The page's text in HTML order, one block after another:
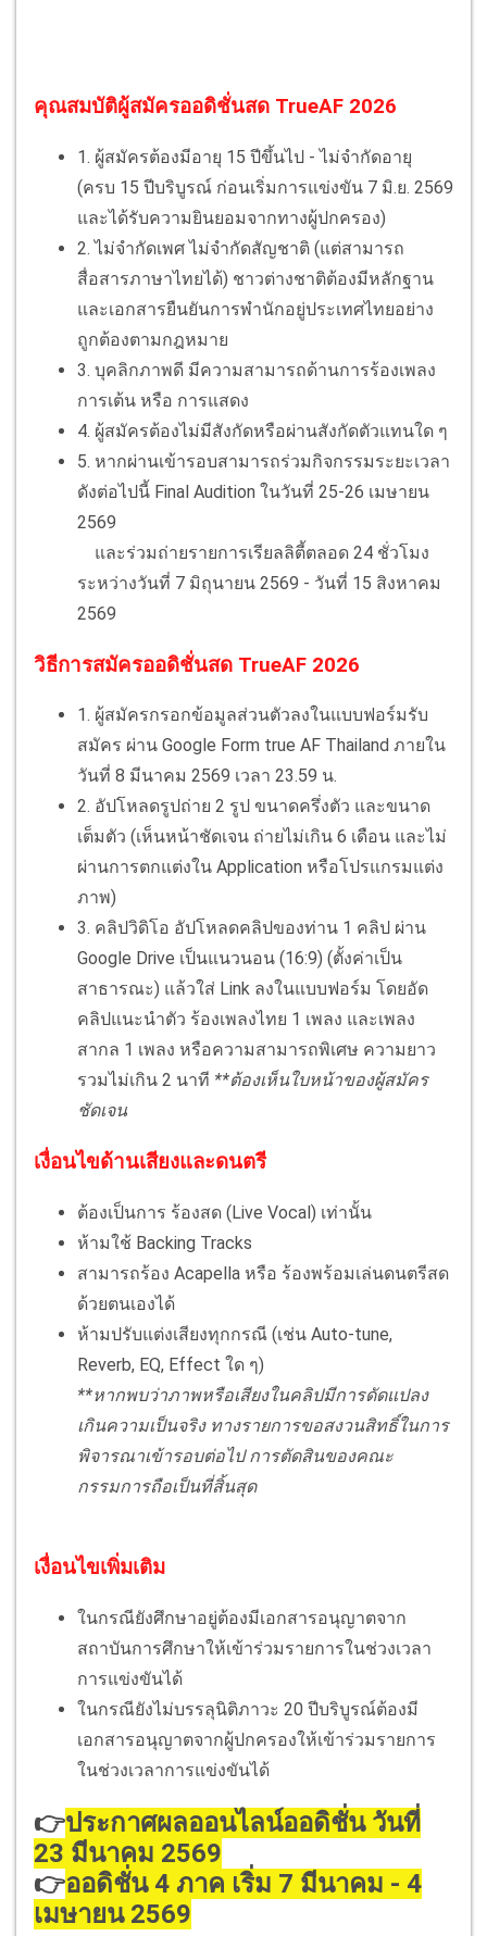
คุณสมบัติผู้สมัครออดิชั่นสด TrueAF 2026
1. ผู้สมัครต้องมีอายุ 15 ปีขึ้นไป - ไม่จำกัดอายุ
(ครบ 15 ปีบริบูรณ์ ก่อนเริ่มการแข่งขัน 7 มิ.ย. 2569
และได้รับความยินยอมจากทางผู้ปกครอง)
2. ไม่จํากัดเพศ ไม่จำกัดสัญชาติ (แต่สามารถ
สื่อสารภาษาไทยได้) ชาวต่างชาติต้องมีหลักฐาน
และเอกสารยืนยันการพำนักอยู่ประเทศไทยอย่าง
ถูกต้องตามกฎหมาย
3. บุคลิกภาพดี มีความสามารถด้านการร้องเพลง
การเต้น หรือ การแสดง
4. ผู้สมัครต้องไม่มีสังกัดหรือผ่านสังกัดตัวแทนใด ๆ
5. หากผ่านเข้ารอบสามารถร่วมกิจกรรมระยะเวลา
ดังต่อไปนี้ Final Audition ในวันที่ 25-26 เมษายน
2569
และร่วมถ่ายรายการเรียลลิตี้ตลอด 24 ชั่วโมง
ระหว่างวันที่ 7 มิถุนายน 2569 - วันที่ 15 สิงหาคม
2569
วิธีการสมัครออดิชั่นสด TrueAF 2026
1. ผู้สมัครกรอกข้อมูลส่วนตัวลงในแบบฟอร์มรับ
สมัคร ผ่าน Google Form true AF Thailand ภายใน
วันที่ 8 มีนาคม 2569 เวลา 23.59 น.
2. อัปโหลดรูปถ่าย 2 รูป ขนาดครึ่งตัว และขนาด
เต็มตัว (เห็นหน้าชัดเจน ถ่ายไม่เกิน 6 เดือน และไม่
ผ่านการตกแต่งใน Application หรือโปรแกรมแต่ง
ภาพ)
3. คลิปวิดิโอ อัปโหลดคลิปของท่าน 1 คลิป ผ่าน
Google Drive เป็นแนวนอน (16:9) (ตั้งค่าเป็น
สาธารณะ) แล้วใส่ Link ลงในแบบฟอร์ม โดยอัด
คลิปแนะนำตัว ร้องเพลงไทย 1 เพลง และเพลง
สากล 1 เพลง หรือความสามารถพิเศษ ความยาว
รวมไม่เกิน 2 นาที **ต้องเห็นใบหน้าของผู้สมัคร
ชัดเจน
เงื่อนไขด้านเสียงและดนตรี
ต้องเป็นการ ร้องสด (Live Vocal) เท่านั้น
ห้ามใช้ Backing Tracks
สามารถร้อง Acapella หรือ ร้องพร้อมเล่นดนตรีสด
ด้วยตนเองได้
ห้ามปรับแต่งเสียงทุกกรณี (เช่น Auto-tune,
Reverb, EQ, Effect ใด ๆ)
**หากพบว่าภาพหรือเสียงในคลิปมีการดัดแปลง
เกินความเป็นจริง ทางรายการขอสงวนสิทธิ์ในการ
พิจารณาเข้ารอบต่อไป การตัดสินของคณะ
กรรมการถือเป็นที่สิ้นสุด
เงื่อนไขเพิ่มเติม
ในกรณียังศึกษาอยู่ต้องมีเอกสารอนุญาตจาก
สถาบันการศึกษาให้เข้าร่วมรายการในช่วงเวลา
การแข่งขันได้
ในกรณียังไม่บรรลุนิติภาวะ 20 ปีบริบูรณ์ต้องมี
เอกสารอนุญาตจากผู้ปกครองให้เข้าร่วมรายการ
ในช่วงเวลาการแข่งขันได้
👉ประกาศผลออนไลน์ออดิชั่น วันที่
23 มีนาคม 2569
👉ออดิชั่น 4 ภาค เริ่ม 7 มีนาคม - 4
เมษายน 2569